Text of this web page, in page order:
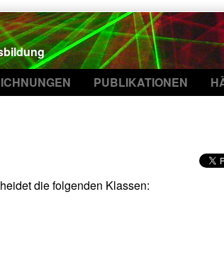
PUBLIKATIONEN
die folgenden Klassen: